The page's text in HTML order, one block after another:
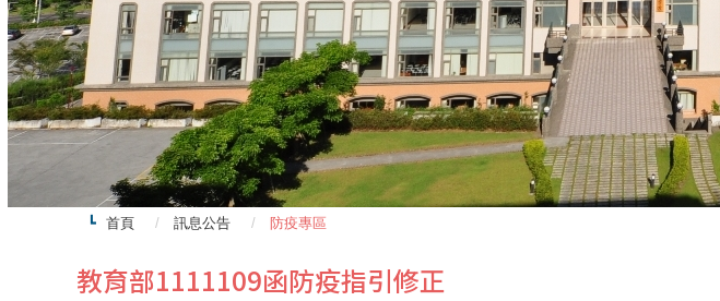
首頁 訊息公告 防疫專區
教育部1111109函防疫指引修正